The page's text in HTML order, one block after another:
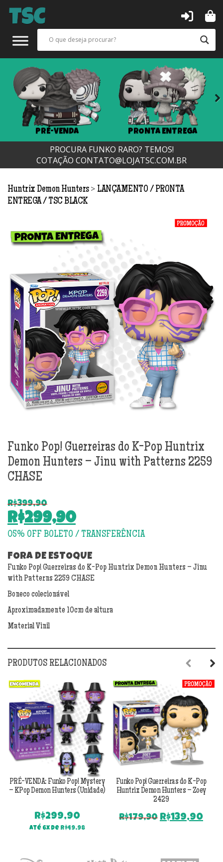
PRÉ-VENDA PRONTA ENTREGA
PROCURA FUNKO RARO? TEMOS!
COTAÇÃO CONTATO@LOJATSC.COM.BR
Huntrix Demon Hunters > LANÇAMENTO
PRONTA
ENTREGA
TSC BLACK
Funko Pop! Guerreiras do K-Pop Huntrix
Demon Hunters – Jinu with Patterns 2259
CHASE
R$399,90
O
preço
era:
R$399,90.
R$299,90
O
atual
é:
R$299,90.
FORA DE ESTOQUE
Funko Pop! Guerreiras do K-Pop Huntrix Demon Hunters – Jinu
with Patterns 2259 CHASE
Boneco colecionável
Aproximadamente 10cm de altura
Material Vinil
PRODUTOS RELACIONADOS
PRÉ-VENDA: Funko Pop! Mystery
– KPop Demon Hunters (Unidade)
R$299,90
Até 6x de R$49,98
Funko Pop! Guerreiras do K-Pop
Huntrix Demon Hunters – Zoey
2429
R$179,90 O
R$139,90O
Previous
Next